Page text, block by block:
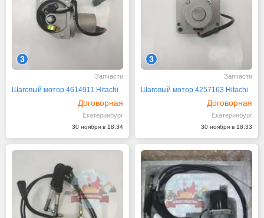
3
Запчасти
Шаговый мотор 4614911 Hitachi
Договорная
Екатеринбург
30 ноября в 18:34
3
Запчасти
Шаговый мотор 4257163 Hitachi
Договорная
Екатеринбург
30 ноября в 18:33